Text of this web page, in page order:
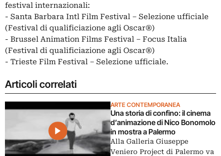
festival internazionali:
- Santa Barbara Intl Film Festival – Selezione ufficiale
(Festival di qualificiazione agli Oscar®)
- Brussel Animation Films Festival – Focus Italia
(Festival di qualificiazione agli Oscar®)
- Trieste Film Festival – Selezione ufficiale.
Articoli correlati
ARTE CONTEMPORANEA
Una storia di confino: il cinema
d’animazione di Nico Bonomolo
in mostra a Palermo
Alla Galleria Giuseppe
Veniero Project di Palermo va